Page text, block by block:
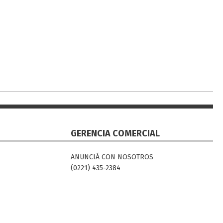
GERENCIA COMERCIAL
ANUNCIÁ CON NOSOTROS
(0221) 435-2384